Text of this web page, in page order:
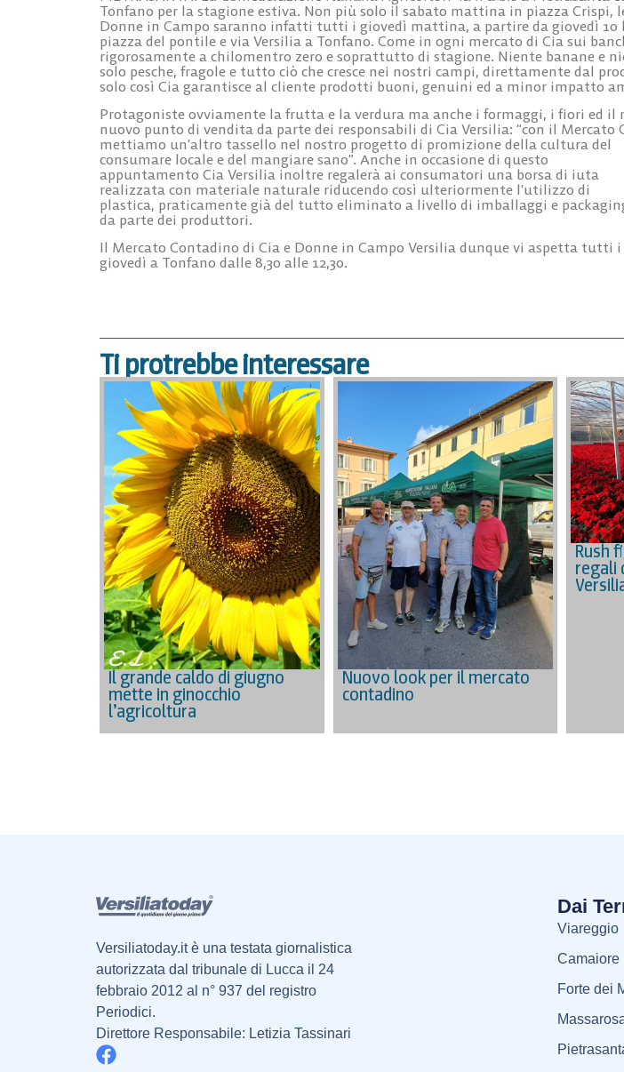
Tonfano per la stagione estiva. Non più solo il sabato mattina in piazza Crispi,
Donne in Campo saranno infatti tutti i giovedì mattina, a partire da giovedì
piazza del pontile e via Versilia a Tonfano. Come in ogni mercato di Cia sui
rigorosamente a chilomentro zero e soprattutto di stagione. Niente banane e
solo pesche, fragole e tutto ciò che cresce nei nostri campi, direttamente dal
solo così Cia garantisce al cliente prodotti buoni, genuini ed a minor impatto
Protagoniste ovviamente la frutta e la verdura ma anche i formaggi, i fiori ed il
nuovo punto di vendita da parte dei responsabili di Cia Versilia: “con il Mercato
mettiamo un’altro tassello nel nostro progetto di promizione della cultura del
consumare locale e del mangiare sano”. Anche in occasione di questo
appuntamento Cia Versilia inoltre regalerà ai consumatori una borsa di iuta
realizzata con materiale naturale riducendo così ulteriormente l’utilizzo di
plastica, praticamente già del tutto eliminato a livello di imballaggi e
da parte dei produttori.
Il Mercato Contadino di Cia e Donne in Campo Versilia dunque vi aspetta tutti i
giovedì a Tonfano dalle 8,30 alle 12,30.
Ti protrebbe interessare
Il grande caldo di giugno
mette in ginocchio
l’agricoltura
Nuovo look per il mercato
contadino
Rush
regali
Versiliatoday.it è una testata giornalistica
autorizzata dal tribunale di Lucca il 24
febbraio 2012 al n° 937 del registro
Periodici.
Direttore Responsabile: Letizia Tassinari
Dai
Viareggio
Camaiore
Forte dei